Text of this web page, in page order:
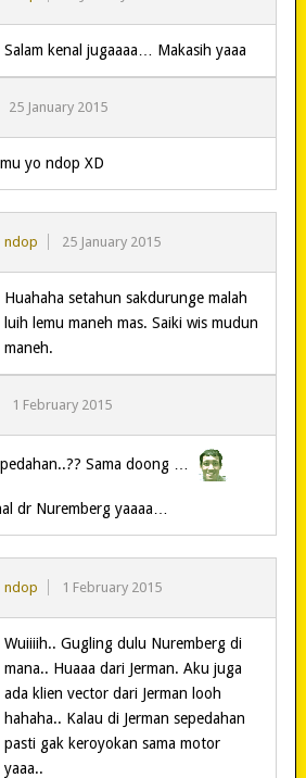
Salam kenal jugaaaa… Makasih yaaa
25 January 2015
yo ndop XD
ndop 25 January 2015
Huahaha setahun sakdurunge malah
luih lemu maneh mas. Saiki wis mudun
maneh.
1 February 2015
Sama doong …
dr Nuremberg yaaaa…
ndop 1 February 2015
Wuiiiih.. Gugling dulu Nuremberg di
mana.. Huaaa dari Jerman. Aku juga
ada klien vector dari Jerman looh
hahaha.. Kalau di Jerman sepedahan
pasti gak keroyokan sama motor
yaaa..